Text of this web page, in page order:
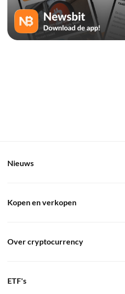
Nieuws
Kopen en verkopen
Over cryptocurrency
ETF's